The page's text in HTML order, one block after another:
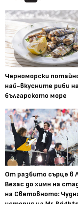
Черноморски
най-вкусните риби на
българското море
От разбито сърце в
Вегас до химн на
на Световното: